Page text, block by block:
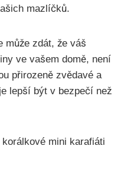
mazlíčků.
může zdát, že váš
ve vašem domě, není
přirozeně zvědavé a
lepší být v bezpečí než